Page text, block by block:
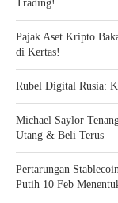
Trading!
Pajak Aset Kripto
di Kertas!
Rubel Digital Rusia:
Michael Saylor
Utang & Beli Terus
Pertarungan
Putih 10 Feb